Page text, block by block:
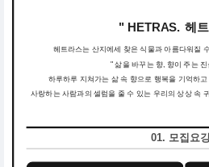
" HETRAS. 헤
헤트라스는 산지에세 찾은 식물과 아름다워질
" 삶을 바꾸는 향, 향이 주는
하루하루 지쳐가는 삶 속 향으로 행복을 기억하
사랑하는 사람과의 셀럼을 줄 수 있는 우리의 상상 속
01. 모집요